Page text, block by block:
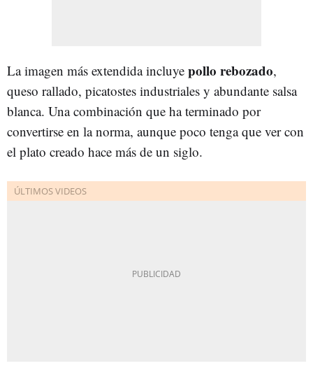
La imagen más extendida incluye pollo rebozado,
queso rallado, picatostes industriales y abundante salsa
blanca. Una combinación que ha terminado por
convertirse en la norma, aunque poco tenga que ver con
el plato creado hace más de un siglo.